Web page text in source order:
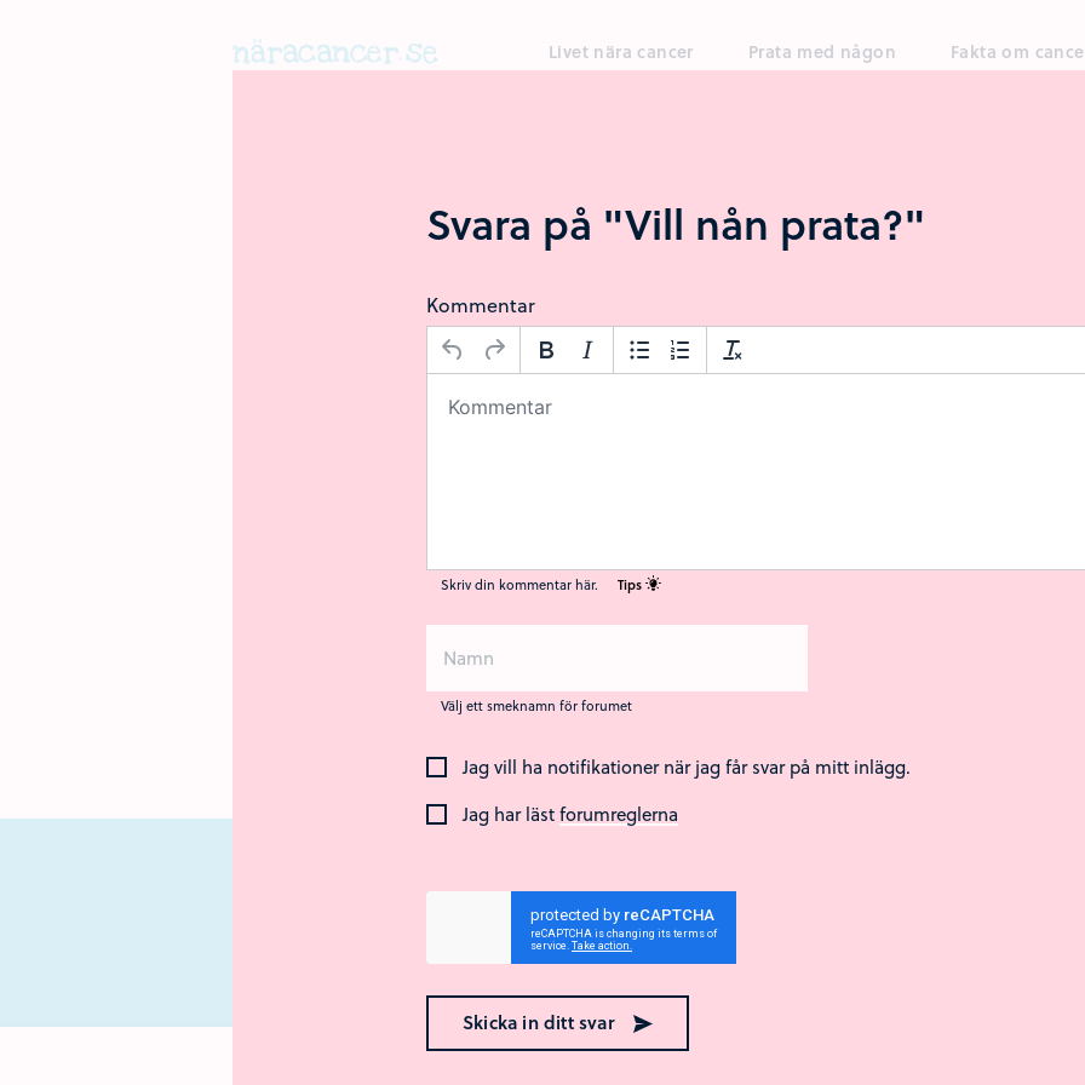
Svara på "Vill nån prata?"
Kommentar
Skriv din kommentar här. Tips
Välj ett smeknamn för forumet
Jag vill ha notifikationer när jag får svar på mitt inlägg.
Jag har lästforumreglerna
Skicka in ditt svar
Livet nära cancer Prata med någon Fakta om
Nära Cancer är ett nationellt webbstöd för unga som står nära någon som har
Regionalt cancercentrum Uppsala- Örebro.